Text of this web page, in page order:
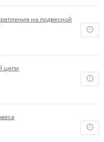
на подвесной
цепи